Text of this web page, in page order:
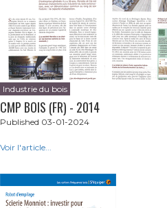
Industrie du bois
CMP BOIS (FR) - 2014
Published 03-01-2024
Voir l'article...